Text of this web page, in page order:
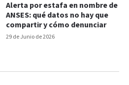
29 de Junio de 2026
Alerta por estafa en nombre de
ANSES: qué datos no hay que
compartir y cómo denunciar